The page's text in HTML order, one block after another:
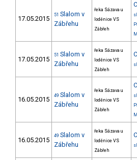
17.05.2015 51 Slalom v
Zábřehu
řeka Sázava u
loděnice VS
Zábřeh
17.05.2015
51 Slalom v
Zábřehu
řeka Sázava u
loděnice VS
Zábřeh
16.05.2015 49 Slalom v
Zábřehu
řeka Sázava u
loděnice VS
Zábřeh
16.05.2015
49 Slalom v
Zábřehu
řeka Sázava u
loděnice VS
Zábřeh